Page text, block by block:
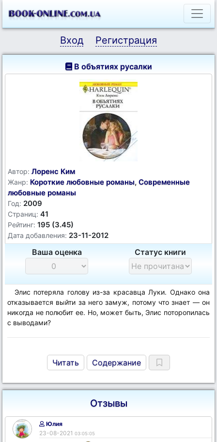
Вход Регистрация
В объятиях русалки
Автор: Лоренс Ким
Жанр: Короткие любовные романы, Современные
любовные романы
Год: 2009
Страниц: 41
Рейтинг: 195 (3.45)
Дата добавления: 23-11-2012
Ваша оценка Статус книги
Элис потеряла голову из-за красавца Луки. Однако она
отказывается выйти за него замуж, потому что знает — он
никогда не полюбит ее. Но, может быть, Элис поторопилась
с выводами?
Читать Содержание
Отзывы
Юлия
23-08-2021 03:05:05